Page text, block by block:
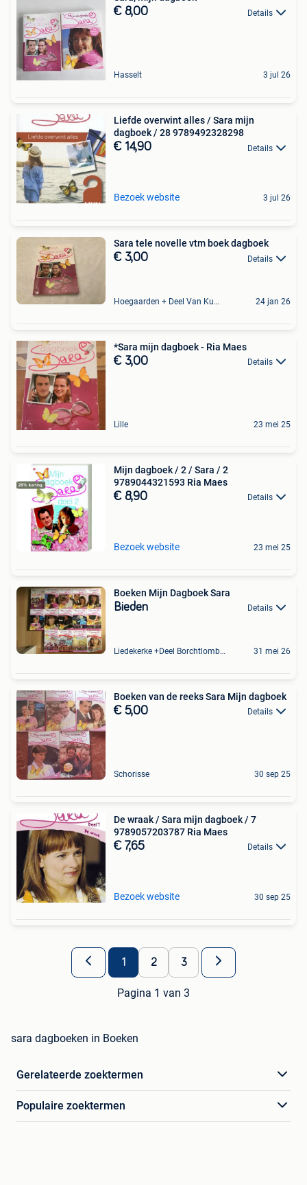
€ 8,00 Details
Hasselt 3 jul 26
Liefde overwint alles / Sara mijn
dagboek / 28 9789492328298
€ 14,90 Details
Bezoek website 3 jul 26
Sara tele novelle vtm boek dagboek
€ 3,00 Details
Hoegaarden + Deel Van Kumtich + Deel Van Tienen 24 jan 26
*Sara mijn dagboek - Ria Maes
€ 3,00 Details
Lille 23 mei 25
Mijn dagboek / 2 / Sara / 2
9789044321593 Ria Maes
€ 8,90 Details
Bezoek website 23 mei 25
Boeken Mijn Dagboek Sara
Bieden Details
Liedekerke +Deel Borchtlombeek 31 mei 26
Boeken van de reeks Sara Mijn dagboek
€ 5,00 Details
Schorisse 30 sep 25
De wraak / Sara mijn dagboek / 7
9789057203787 Ria Maes
€ 7,65 Details
Bezoek website 30 sep 25
1 2 3
Pagina 1 van 3
sara dagboeken in Boeken
Gerelateerde zoektermen
Populaire zoektermen